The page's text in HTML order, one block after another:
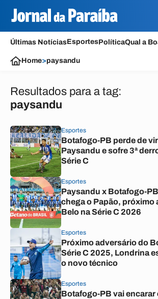
Últimas NotíciasEsportesPolíticaQual a
Home>paysandu
Resultados para a tag:
paysandu
Esportes
Botafogo-PB perde de
Paysandu e sofre 3ª
Série C
Esportes
Paysandu x Botafogo-
chega o Papão, próximo
Belo na Série C 2026
Esportes
Próximo adversário do
Série C 2025, Londrina
o novo técnico
Esportes
Botafogo-PB vai encarar